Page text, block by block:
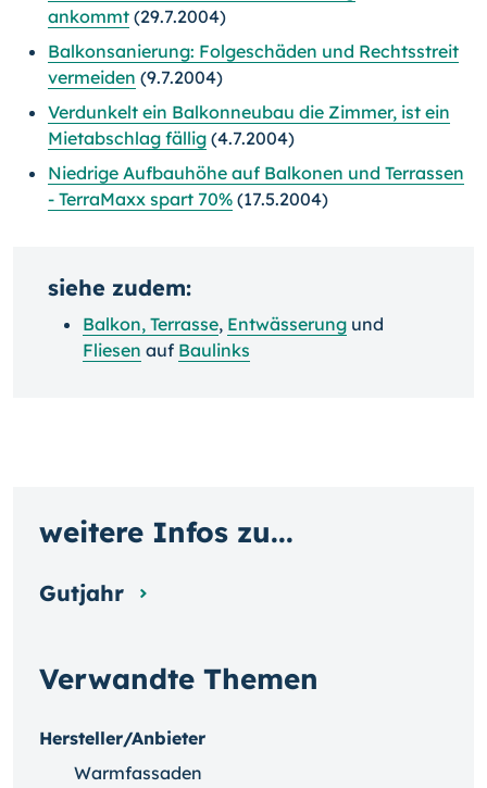
ankommt (29.7.2004)
Balkonsanierung: Folgeschäden und Rechtsstreit
vermeiden (9.7.2004)
Verdunkelt ein Balkonneubau die Zimmer, ist ein
Mietabschlag fällig (4.7.2004)
Niedrige Aufbauhöhe auf Balkonen und Terrassen
- TerraMaxx spart 70% (17.5.2004)
siehe zudem:
Balkon, Terrasse, Entwässerung und
Fliesen auf Baulinks
Verwandte Themen
Hersteller/Anbieter
Warmfassaden
weitere Infos zu...
Gutjahr